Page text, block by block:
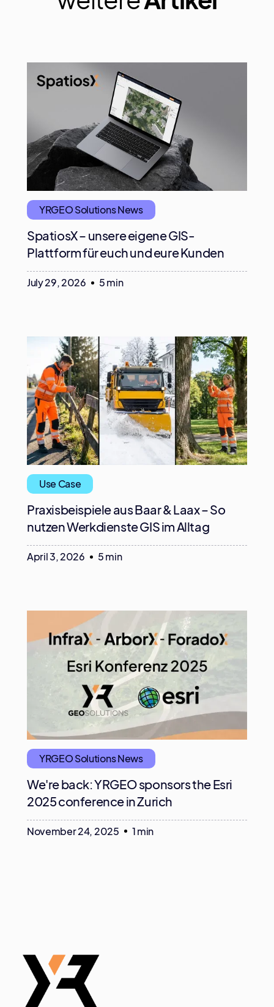
YRGEO Solutions News
SpatiosX – unsere eigene GIS-
Plattform für euch und eure Kunden
July 29, 2026 5 min
Use Case
Praxisbeispiele aus Baar & Laax – So
nutzen Werkdienste GIS im Alltag
April 3, 2026 5 min
YRGEO Solutions News
We're back: YRGEO sponsors the Esri
2025 conference in Zurich
November 24, 2025 1 min